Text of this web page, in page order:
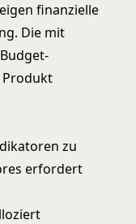
finanzielle
Die mit
Produkt
zu
erfordert